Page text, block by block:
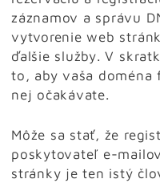
záznamov a správu
vytvorenie web
ďalšie služby. V
to, aby vaša
nej očakávate.
Môže sa stať, že
poskytovateľ e-
stránky je ten istý